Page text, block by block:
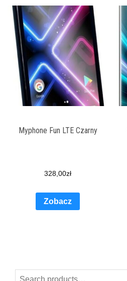
Myphone Fun LTE Czarny
328,00zł
Zobacz
Search